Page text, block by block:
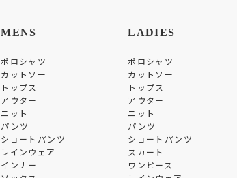
MENS
ポロシャツ
カットソー
トップス
アウター
ニット
パンツ
ショートパンツ
レインウェア
インナー
LADIES
ポロシャツ
カットソー
トップス
アウター
ニット
パンツ
ショートパンツ
スカート
ワンピース